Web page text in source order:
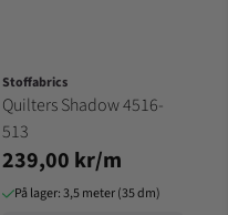
Stoffabrics
Quilters Shadow 4516-
513
239,00 kr/m
På lager: 3,5 meter (35 dm)